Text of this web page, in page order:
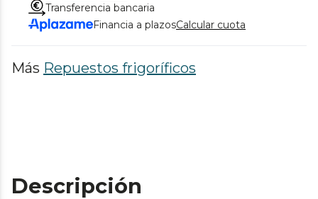
Transferencia bancaria
Financia a plazosCalcular cuota
Más Repuestos frigoríficos
Descripción